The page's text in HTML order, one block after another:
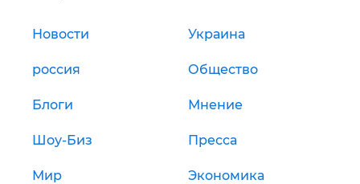
Новости Украина
россия Общество
Блоги Мнение
Шоу-Биз Пресса
Мир Экономика